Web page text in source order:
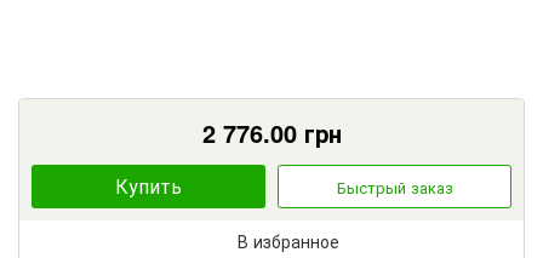
2 776.00грн
Купить Быстрый заказ
В избранное